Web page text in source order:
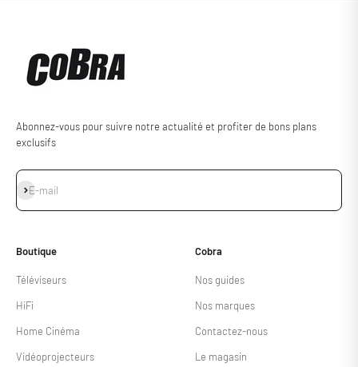
Abonnez-vous pour suivre notre actualité et profiter de bons plans
exclusifs
E-mail
S'inscrire
Boutique
Téléviseurs
HiFi
Home Cinéma
Vidéoprojecteurs
Cobra
Nos guides
Nos marques
Contactez-nous
Le magasin